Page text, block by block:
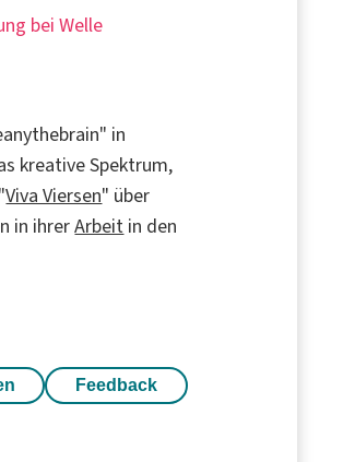
bei Welle
in
kreative Spektrum,
Viva Viersen" über
in ihrerArbeit in den
Feedback